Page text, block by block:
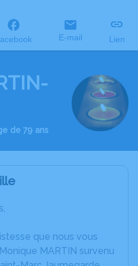
E-mail Lien
de 79 ans
que nous vous
MARTIN survenu